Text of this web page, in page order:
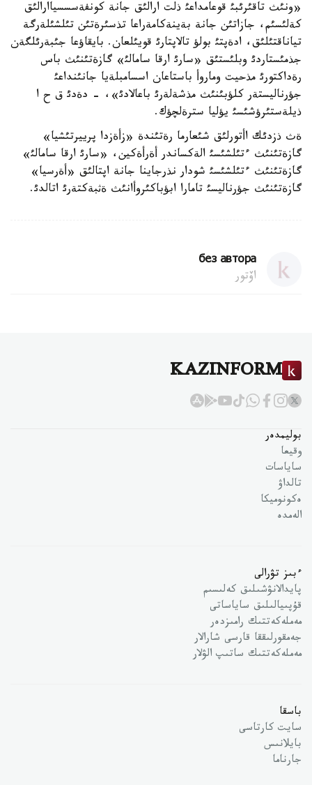
«ونئث تاقئرئبئ قوعامداعئ ذلت ارالئق جانة كونفةسسسياارالئق
كةلئسئم، جازاتئن جانة بةينةكامةراعا تذسئرةتئن تئلشئلةرگة
تياناقتئلئق، ادةپتئ بولؤ تالاپتارئ قويئلعان. بايقاؤعا جئبةرئلگةن
جذمئستاردئ وبلئستئق «سارئ ارقا سامالئ» گازةتئنئث باس
رةداكتورئ مذحيت وماروأ باستاعان اسسامبلةيا جانئنداعئ
جؤرناليستةر كلؤبئنئث مذشةلةرئ باعالادئ»، - دةدئ ق ح ا
ذيلةستئرؤشئسئ يؤليا سترةلچؤك.
ةث ذزدئك اأتورلئق شئعارما رةتئندة «زأةزدا پرييرتئشيا»
گازةتئنئث ءتئلشئسئ الةكساندر أةرأةكين، «سارئ ارقا سامالئ»
گازةتئنئث ءتئلشئسئ شودار نذرجاينا جانة اپتالئق «أةرسيا»
گازةتئنئث جؤرناليسئ تامارا ابؤباكئروأانئث ةثبةكتةرئ اتالدئ.
без автора
اۆتور
KAZINFORM
بوليمدەر
وقيعا
ساياسات
تالداۋ
ەكونوميكا
الەمدە
ءبىز تۋرالى
پايدالانۋشىلىق كەلىسىم
قۇپىيالىلىق ساياساتى
مەملەكەتتىك رامىزدەر
جەمقورلىققا قارسى شارالار
مەملەكەتتىك ساتىپ الۋلار
باسقا
سايت كارتاسى
بايلانىس
جارناما